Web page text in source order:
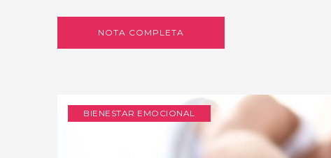
NOTA COMPLETA
BIENESTAR EMOCIONAL